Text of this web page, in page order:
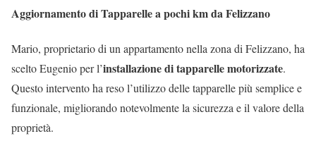
Aggiornamento di Tapparelle a pochi km da Felizzano
Mario, proprietario di un appartamento nella zona di Felizzano, ha
scelto Eugenio per l’installazione di tapparelle motorizzate.
Questo intervento ha reso l’utilizzo delle tapparelle più semplice e
funzionale, migliorando notevolmente la sicurezza e il valore della
proprietà.